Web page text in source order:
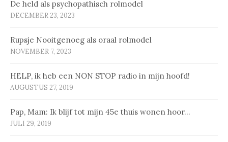
De held als psychopathisch rolmodel
DECEMBER 23, 2023
Rupsje Nooitgenoeg als oraal rolmodel
NOVEMBER 7, 2023
HELP, ik heb een NON STOP radio in mijn hoofd!
AUGUSTUS 27, 2019
Pap, Mam: Ik blijf tot mijn 45e thuis wonen hoor…
JULI 29, 2019